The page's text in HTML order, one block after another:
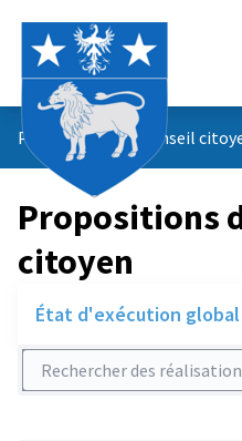
Propositions du conseil
Propositions
citoyen
État d'exécution global
Rechercher des réalisations